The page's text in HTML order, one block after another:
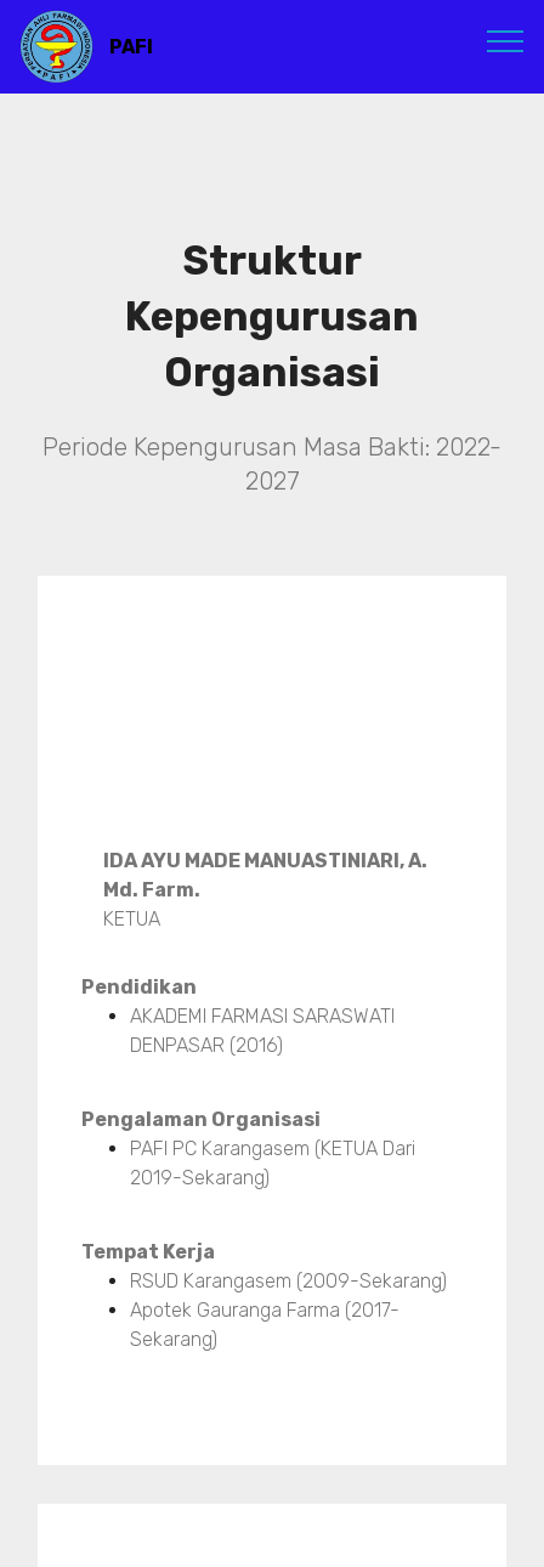
PAFI
Struktur
Kepengurusan
Organisasi
Periode Kepengurusan Masa Bakti: 2022-
2027
IDA AYU MADE MANUASTINIARI, A.
Md. Farm.
KETUA
Pendidikan
AKADEMI FARMASI SARASWATI
DENPASAR (2016)
Pengalaman Organisasi
PAFI PC Karangasem (KETUA Dari
2019-Sekarang)
Tempat Kerja
RSUD Karangasem (2009-Sekarang)
Apotek Gauranga Farma (2017-
Sekarang)